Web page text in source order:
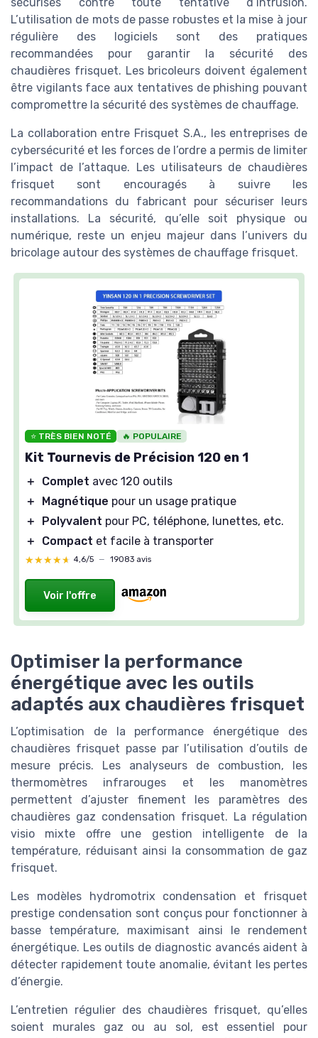
L’utilisation de mots de passe robustes et la mise à jour
régulière des logiciels sont des pratiques
recommandées pour garantir la sécurité des
chaudières frisquet. Les bricoleurs doivent également
être vigilants face aux tentatives de phishing pouvant
compromettre la sécurité des systèmes de chauffage.
La collaboration entre Frisquet S.A., les entreprises de
cybersécurité et les forces de l’ordre a permis de limiter
l’impact de l’attaque. Les utilisateurs de chaudières
frisquet sont encouragés à suivre les
recommandations du fabricant pour sécuriser leurs
installations. La sécurité, qu’elle soit physique ou
numérique, reste un enjeu majeur dans l’univers du
bricolage autour des systèmes de chauffage frisquet.
⭐ TRÈS BIEN NOTÉ 🔥 POPULAIRE
Kit Tournevis de Précision 120 en 1
＋ Complet avec 120 outils
＋
Magnétique pour un usage pratique
＋
Polyvalent pour PC, téléphone, lunettes, etc.
＋
Compact et facile à transporter
★★★★★
★★★★★ 4,6/5 — 19083 avis
Voir l'offre
Optimiser la performance
énergétique avec les outils
adaptés aux chaudières frisquet
L’optimisation de la performance énergétique des
chaudières frisquet passe par l’utilisation d’outils de
mesure précis. Les analyseurs de combustion, les
thermomètres infrarouges et les manomètres
permettent d’ajuster finement les paramètres des
chaudières gaz condensation frisquet. La régulation
visio mixte offre une gestion intelligente de la
température, réduisant ainsi la consommation de gaz
frisquet.
Les modèles hydromotrix condensation et frisquet
prestige condensation sont conçus pour fonctionner à
basse température, maximisant ainsi le rendement
énergétique. Les outils de diagnostic avancés aident à
détecter rapidement toute anomalie, évitant les pertes
d’énergie.
L’entretien régulier des chaudières frisquet, qu’elles
soient murales gaz ou au sol, est essentiel pour